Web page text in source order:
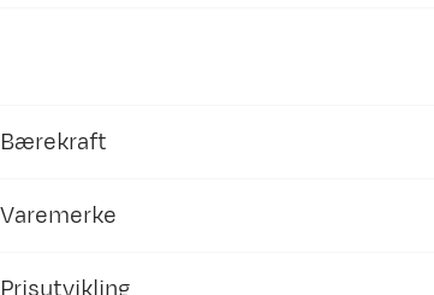
Bærekraft
Bluesign® jobber for bærekraftig
Varemerke